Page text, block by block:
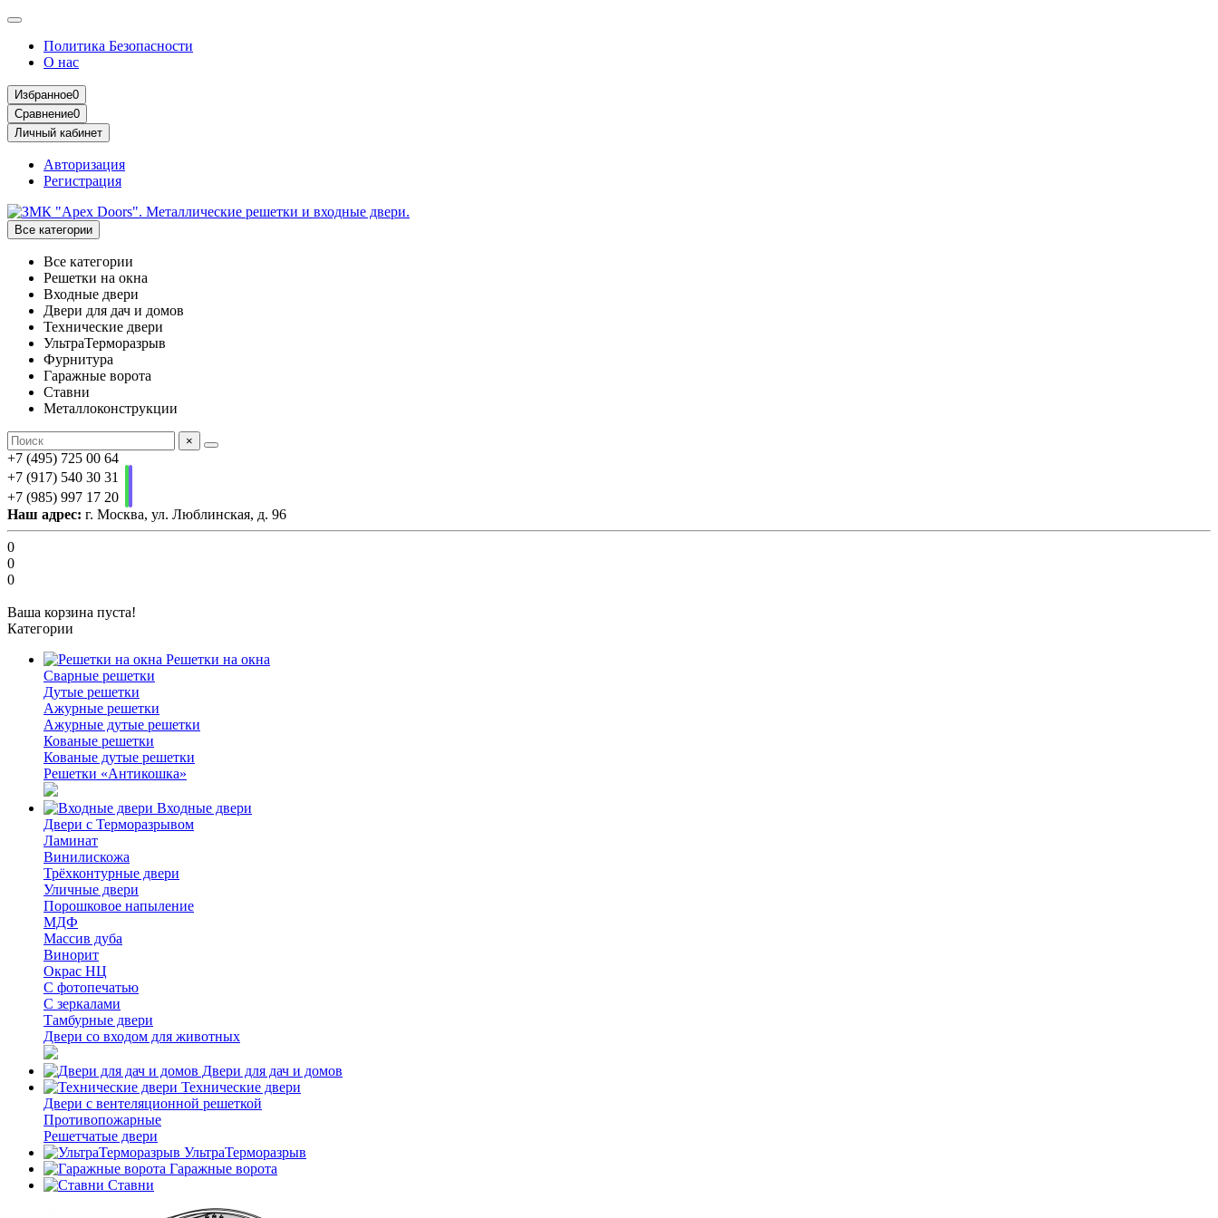
Политика Безопасности
О нас
Избранное0
Сравнение0
Личный кабинет
Авторизация
Регистрация
Все категории
Все категории
Решетки на окна
Входные двери
Двери для дач и домов
Технические двери
УльтраТерморазрыв
Фурнитура
Гаражные ворота
Ставни
Металлоконструкции
×
+7 (495) 725 00 64
+7 (917) 540 30 31
+7 (985) 997 17 20
Наш адрес: г. Москва, ул. Люблинская, д. 96
0
0
0
Ваша корзина пуста!
Категории
Решетки на окна
Сварные решетки
Дутые решетки
Ажурные решетки
Ажурные дутые решетки
Кованые решетки
Кованые дутые решетки
Решетки «Антикошка»
Входные двери
Двери с Терморазрывом
Ламинат
Винилискожа
Трёхконтурные двери
Уличные двери
Порошковое напыление
МДФ
Массив дуба
Винорит
Окрас НЦ
С фотопечатью
С зеркалами
Тамбурные двери
Двери со входом для животных
Двери для дач и домов
Технические двери
Двери с вентеляционной решеткой
Противопожарные
Решетчатые двери
УльтраТерморазрыв
Гаражные ворота
Ставни